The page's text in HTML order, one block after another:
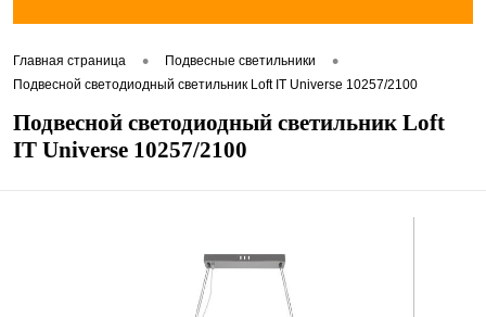
Главная страница • Подвесные светильники •
Подвесной светодиодный светильник Loft IT Universe 10257/2100
Подвесной светодиодный светильник Loft
IT Universe 10257/2100